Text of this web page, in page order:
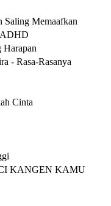
Saling Memaafkan
ADHD
Harapan
- Rasa-Rasanya
Cinta
KANGEN KAMU